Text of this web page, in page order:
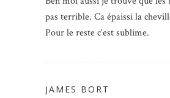
pas terrible. Ca épaissi la
Pour le reste c’est sublime.
JAMES BORT